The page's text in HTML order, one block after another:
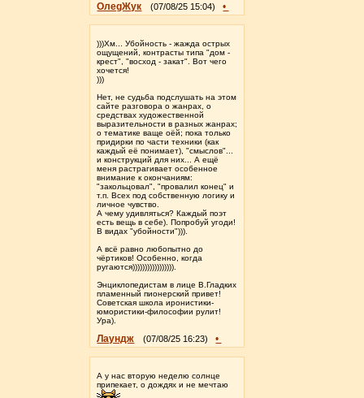
ОлеgЖук (07/08/25 15:04) •
)))Хм... Убойность - жажда острых
ощущений, контрасты типа "дом -
крест", "восход - закат". Вот чего
хочется!
)))
Нет, не судьба подслушать на этом
сайте разговора о жанрах, о
средствах художественной
выразительности в разных жанрах;
о тематике ваще оёй; пока только
придирки по части техники (как
каждый её понимает), "смыслов"...
и конструкций для них... А ещё
меня растрагивает особенное
внимание к окончаниям:
"закольцовал", "провалил конец" и
т.п. Всех под собственную логику и
личное чувство.
А чему удивляться? Каждый поэт
есть вещь в себе). Попробуй угоди!
В видах "убойности"))).
А всё равно любопытно до
чёртиков! Особенно, когда
ругаются))))))))))))))))).
Энциклопедистам в лице В.Гладких
пламенный пионерский привет!
Советская школа иронистики-
юмористики-философии рулит!
Ура).
Лаундж (07/08/25 16:23) •
А у нас вторую неделю солнце
припекает, о дождях и не мечтаю